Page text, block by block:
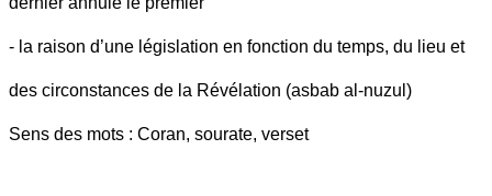
- la raison d’une législation en fonction du temps, du lieu et
des circonstances de la Révélation (asbab al-nuzul)
Sens des mots : Coran, sourate, verset